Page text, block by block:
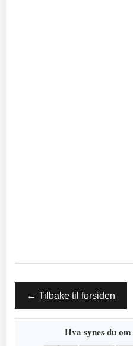
← Tilbake til forsiden
Hva synes du